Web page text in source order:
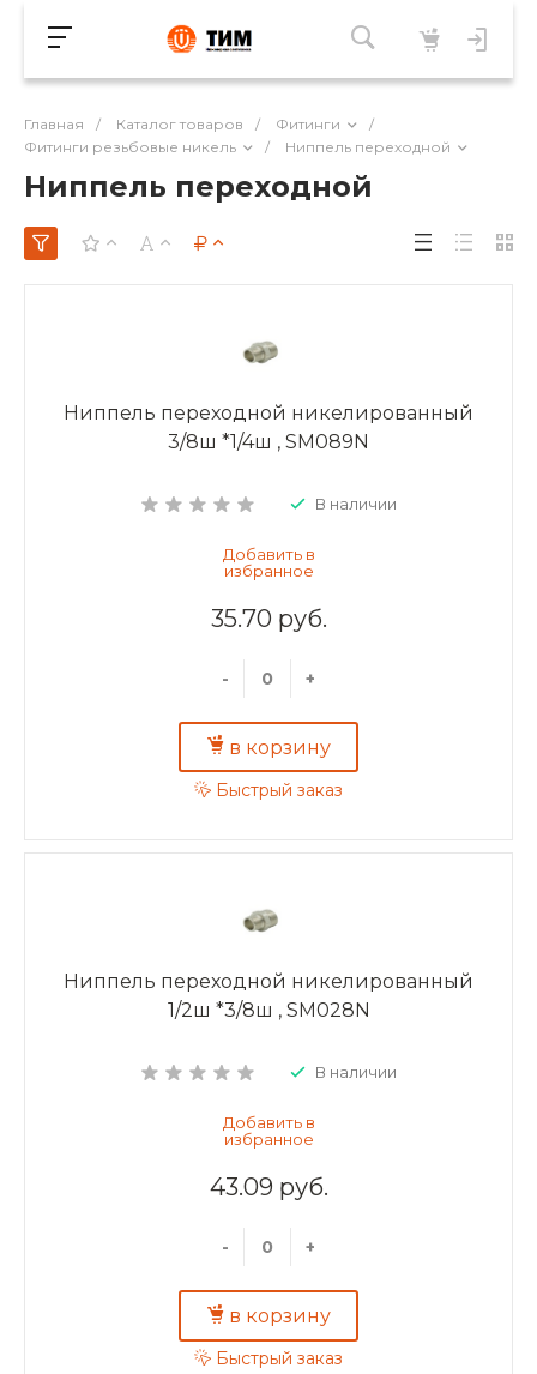
Главная / Каталог товаров / Фитинги
/
Фитинги резьбовые никель
/ Ниппель переходной
Ниппель переходной
Ниппель переходной никелированный
3/8ш *1/4ш , SM089N
В наличии
35.70 руб.
- +
в корзину
Быстрый заказ
Ниппель переходной никелированный
1/2ш *3/8ш , SM028N
В наличии
43.09 руб.
- +
в корзину
Быстрый заказ